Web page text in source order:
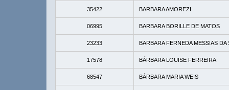
35422 BARBARA AMOREZI
06995 BARBARA BORILLE DE MATOS
23233 BARBARA FERNEDA MESSIAS DA
17578 BÁRBARA LOUISE FERREIRA
68547 BÁRBARA MARIA WEIS